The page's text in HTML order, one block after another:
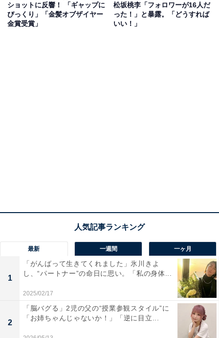
ショットに反響！ 「ギャップに
びっくり」「金髪オブザイヤー
金賞受賞」
松坂桃李「フォロワーが16人だ
った！」と暴露。「どうすれば
いい！」
最新 一週間 一ヶ月
1
「がんばって生きてくれました」氷川きよ
し、“パートナー”の命日に思い。「私の身体...
2025/02/17
2
「脳バグる」2児の父の“授業参観スタイル”に
「お姉ちゃんじゃないか！」「逆に目立...